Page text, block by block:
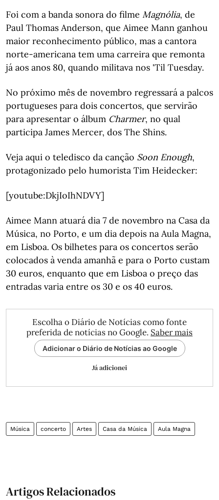
Foi com a banda sonora do filme Magnólia, de
Paul Thomas Anderson, que Aimee Mann ganhou
maior reconhecimento público, mas a cantora
norte-americana tem uma carreira que remonta
já aos anos 80, quando militava nos 'Til Tuesday.
No próximo mês de novembro regressará a palcos
portugueses para dois concertos, que servirão
para apresentar o álbum Charmer, no qual
participa James Mercer, dos The Shins.
Veja aqui o teledisco da canção Soon Enough,
protagonizado pelo humorista Tim Heidecker:
[youtube:DkjIoIhNDVY]
Aimee Mann atuará dia 7 de novembro na Casa da
Música, no Porto, e um dia depois na Aula Magna,
em Lisboa. Os bilhetes para os concertos serão
colocados à venda amanhã e para o Porto custam
30 euros, enquanto que em Lisboa o preço das
entradas varia entre os 30 e os 40 euros.
Escolha o Diário de Notícias como fonte
preferida de notícias no Google. Saber mais
Adicionar o Diário de Notícias ao Google
Já adicionei
Música concerto Artes Casa da Música Aula Magna
Artigos Relacionados